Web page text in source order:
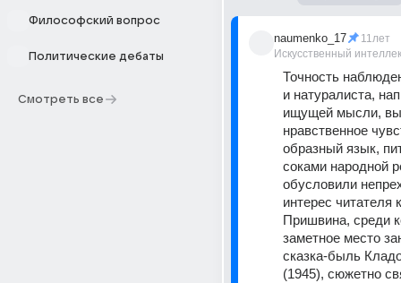
Философский вопрос
Политические дебаты
Смотреть все
naumenko_17
Искусственный
11лет
Точность
и натуралиста,
ищущей мысли,
нравственное
образный язык,
соками народной
обусловили
интерес читателя
Пришвина, среди
заметное место
сказка-быль
(1945), сюжетно